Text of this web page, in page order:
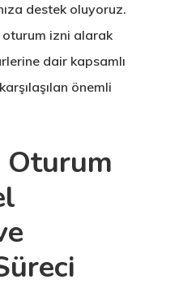
destek oluyoruz.
oturum izni alarak
dair kapsamlı
önemli
Oturum